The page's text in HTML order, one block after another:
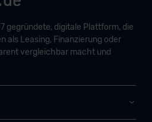
gegründete, digitale Plattform, die
als Leasing, Finanzierung oder
vergleichbar macht und